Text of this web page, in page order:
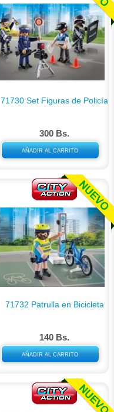
71730 Set Figuras de Policía
300 Bs.
AÑADIR AL CARRITO
71732 Patrulla en Bicicleta
140 Bs.
AÑADIR AL CARRITO